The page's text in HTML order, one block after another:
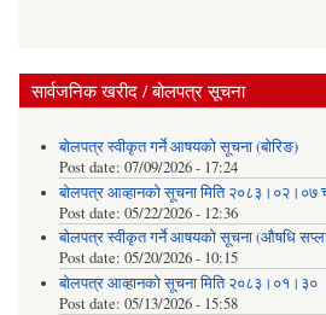
सार्वजनिक खरीद / बोलपत्र सूचना
बोलपत्र स्वीकृत गर्ने आषयको सूचना (बोरिङ)
Post date: 07/09/2026 - 17:24
बोलपत्र आव्हानको सूचना मिति २०८३।०२।०७
Post date: 05/22/2026 - 12:36
बोलपत्र स्वीकृत गर्ने आषयको सूचना (औषधि
Post date: 05/20/2026 - 10:15
बोलपत्र आव्हानको सूचना मिति २०८३।०१।३०
Post date: 05/13/2026 - 15:58